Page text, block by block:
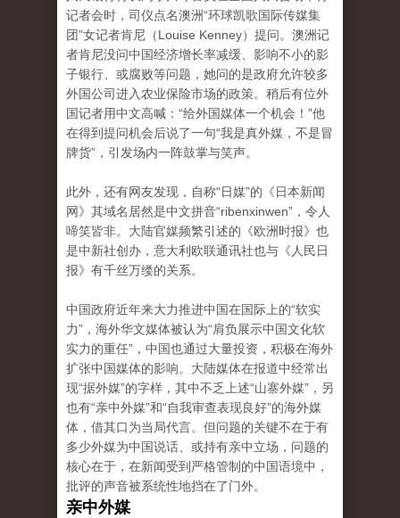
记者会时，司仪点名澳洲“环球凯歌国际传媒集
团”女记者肯尼（Louise Kenney）提问。澳洲记
者肯尼没问中国经济增长率减缓、影响不小的影
子银行、或腐败等问题，她问的是政府允许较多
外国公司进入农业保险市场的政策。稍后有位外
国记者用中文高喊：“给外国媒体一个机会！”他
在得到提问机会后说了一句“我是真外媒，不是冒
牌货”，引发场内一阵鼓掌与笑声。
此外，还有网友发现，自称“日媒”的《日本新闻
网》其域名居然是中文拼音“ribenxinwen”，令人
啼笑皆非。大陆官媒频繁引述的《欧洲时报》也
是中新社创办，意大利欧联通讯社也与《人民日
报》有千丝万缕的关系。
中国政府近年来大力推进中国在国际上的“软实
力”，海外华文媒体被认为“肩负展示中国文化软
实力的重任”，中国也通过大量投资，积极在海外
扩张中国媒体的影响。大陆媒体在报道中经常出
现“据外媒”的字样，其中不乏上述“山寨外媒”，另
也有“亲中外媒”和“自我审查表现良好”的海外媒
体，借其口为当局代言。但问题的关键不在于有
多少外媒为中国说话、或持有亲中立场，问题的
核心在于，在新闻受到严格管制的中国语境中，
批评的声音被系统性地挡在了门外。
亲中外媒